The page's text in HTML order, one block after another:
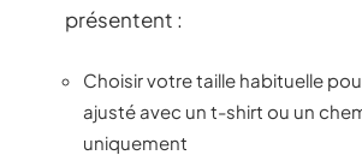
présentent :
Choisir votre taille habituelle
ajusté avec un t-shirt ou un
uniquement